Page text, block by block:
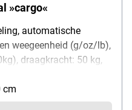
»cargo«
automatische
weegeenheid (g/oz/lb),
draagkracht: 50 kg,
en netsnoer
cm